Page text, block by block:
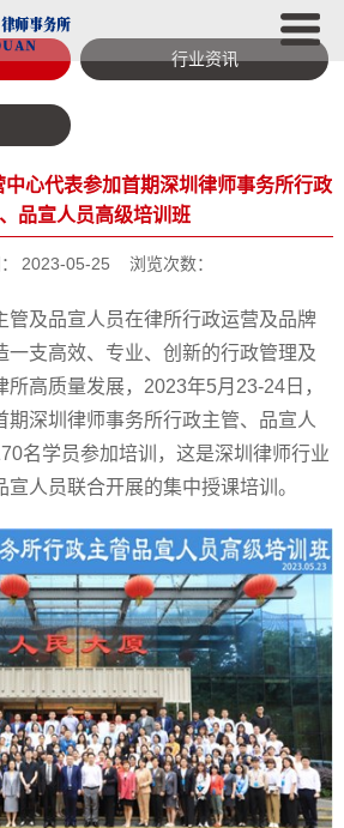
行业资讯
心代表参加首期深圳律师事务所行政
品宣人员高级培训班
2023-05-25 浏览次数：
管及品宣人员在律所行政运营及品牌
一支高效、专业、创新的行政管理及
高质量发展，2023年5月23-24日，
期深圳律师事务所行政主管、品宣人
名学员参加培训，这是深圳律师行业
人员联合开展的集中授课培训。